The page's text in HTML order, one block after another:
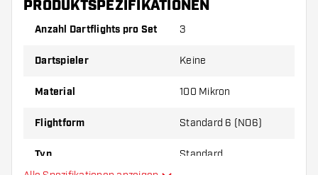
Probieren Sie eine andere Form, ein anderes
um herauszufinden, welche Variante am besten
zu Ihnen passt!
PRODUKTSPEZIFIKATIONEN
Anzahl Dartflights pro Set 3
Dartspieler Keine
Material 100 Mikron
Flightform Standard 6 (NO6)
Typ Standard